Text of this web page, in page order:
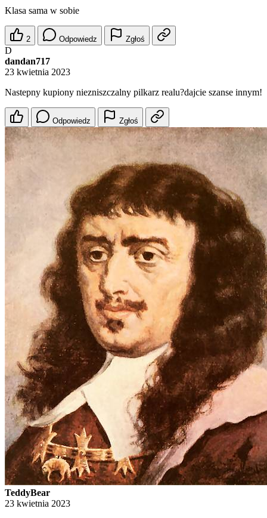
Klasa sama w sobie
2 Odpowiedz Zgłoś
D
dandan717
23 kwietnia 2023
Nastepny kupiony niezniszczalny pilkarz realu?dajcie szanse innym!
Odpowiedz Zgłoś
TeddyBear
23 kwietnia 2023